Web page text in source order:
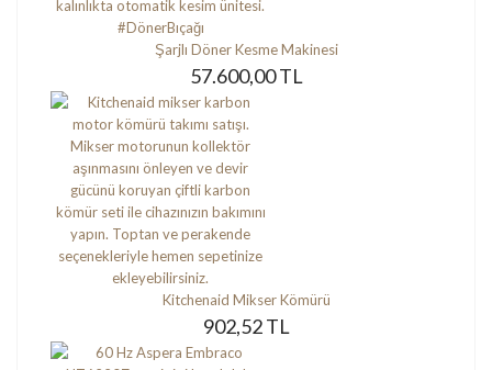
Şarjlı Döner Kesme Makinesi
57.600,00 TL
Kitchenaid Mikser Kömürü
902,52 TL